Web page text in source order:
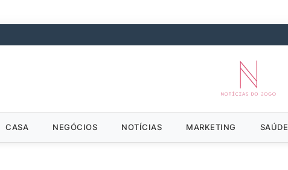
CASA NEGÓCIOS NOTÍCIAS MARKETING SAÚDE